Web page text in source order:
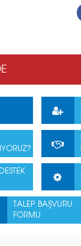
TALEP BAŞVURU
FORMU